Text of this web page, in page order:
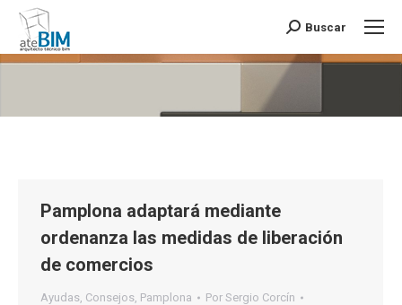
Buscar:
Buscar
Pamplona adaptará mediante
ordenanza las medidas de liberación
de comercios
Ayudas, Consejos, Pamplona Por Sergio Corcín